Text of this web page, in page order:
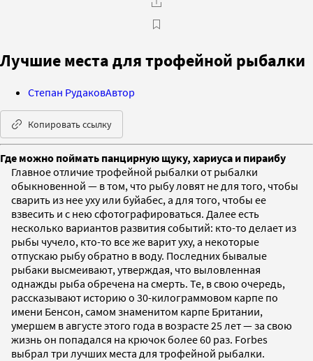
Лучшие места для трофейной рыбалки
Степан РудаковАвтор
Копировать ссылку
Где можно поймать панцирную щуку, хариуса и пираибу
Главное отличие трофейной рыбалки от рыбалки
обыкновенной — в том, что рыбу ловят не для того, чтобы
сварить из нее уху или буйабес, а для того, чтобы ее
взвесить и с нею сфотографироваться. Далее есть
несколько вариантов развития событий: кто-то делает из
рыбы чучело, кто-то все же варит уху, а некоторые
отпускаю рыбу обратно в воду. Последних бывалые
рыбаки высмеивают, утверждая, что выловленная
однажды рыба обречена на смерть. Те, в свою очередь,
рассказывают историю о 30-килограммовом карпе по
имени Бенсон, самом знаменитом карпе Британии,
умершем в августе этого года в возрасте 25 лет — за свою
жизнь он попадался на крючок более 60 раз. Forbes
выбрал три лучших места для трофейной рыбалки.